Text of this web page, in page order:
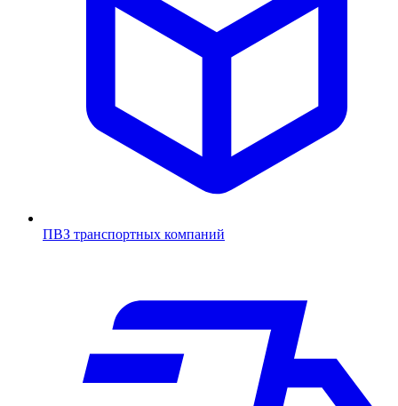
ПВЗ транспортных компаний